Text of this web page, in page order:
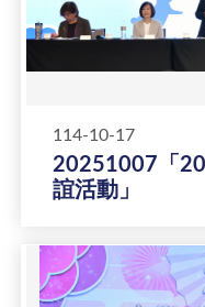
114-10-17
20251007「
誼活動」